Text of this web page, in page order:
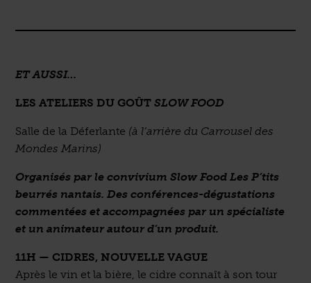
ET AUSSI…
LES ATELIERS DU GOÛTSLOW FOOD
Salle de la Déferlante (à l’arrière du Carrousel des
Mondes Marins)
Organisés par le convivium Slow Food Les P’tits
beurrés nantais. Des conférences-dégustations
commentées et accompagnées par un spécialiste
et un animateur autour d’un produit.
11H — CIDRES, NOUVELLE VAGUE
Après le vin et la bière, le cidre connaît à son tour